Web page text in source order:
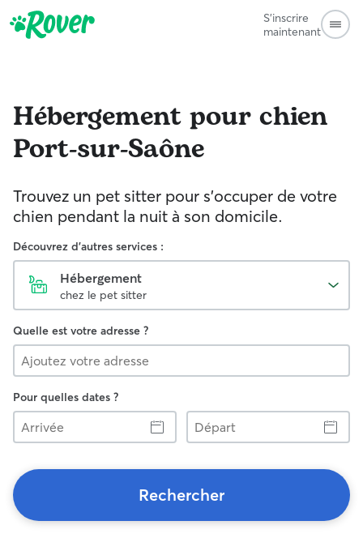
S'inscrire
maintenant
Hébergement pour chien
Port-sur-Saône
Trouvez un pet sitter pour s'occuper de votre
chien pendant la nuit à son domicile.
Découvrez d'autres services :
Hébergement
chez le pet sitter
Quelle est votre adresse ?
Pour quelles dates ?
Arrivée
Départ
Rechercher